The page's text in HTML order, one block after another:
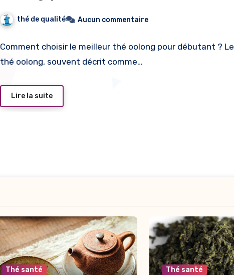
thé de qualité Aucun commentaire
Comment choisir le meilleur thé oolong pour débutant ? Le
thé oolong, souvent décrit comme…
Lire la suite
Thé santé Thé santé